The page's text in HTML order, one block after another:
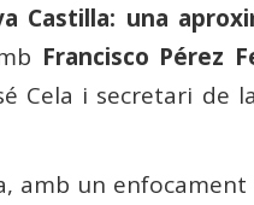
Castilla: una
Francisco Pérez
Cela i secretari de la
amb un